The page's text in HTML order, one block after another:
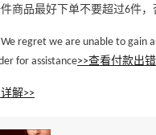
商品最好下单不要超过6件，
regret we are unable to gain
for assistance>>查看付款出
解>>